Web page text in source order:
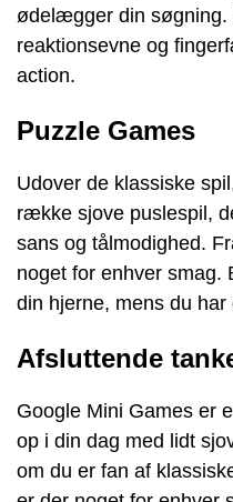
ødelægger din søgning.
reaktionsevne og
action.
Puzzle Games
Udover de klassiske
række sjove puslespil,
sans og tålmodighed.
noget for enhver
din hjerne, mens du har
Afsluttende
Google Mini Games er
op i din dag med lidt
om du er fan af